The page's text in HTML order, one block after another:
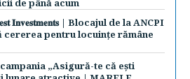
de până acum
𝐈𝐧𝐯𝐞𝐬𝐭𝐦𝐞𝐧𝐭𝐬 | Blocajul de la ANCPI
cererea pentru locuințe rămâne
„Asigură-te că ești